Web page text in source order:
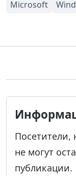
Посетители,
не могут
публикации.